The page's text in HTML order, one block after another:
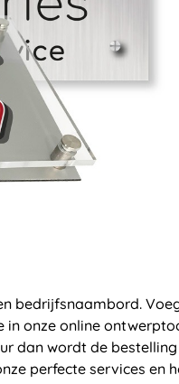
bedrijfsnaambord.
onze online
dan wordt de
perfecte services en